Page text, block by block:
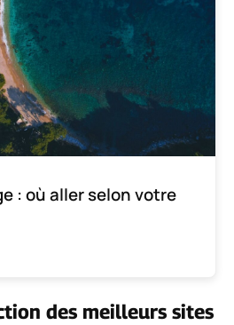
: où aller selon votre
des meilleurs sites